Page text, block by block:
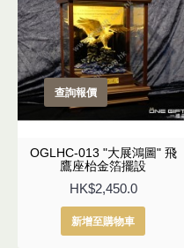
OGLHC-013 "大展鴻圖" 飛
鷹座枱金箔擺設
HK$2,450.0
新增至購物車
查詢報價